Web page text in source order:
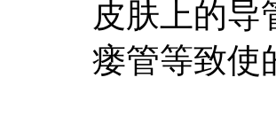
皮肤上的导
瘘管等致使